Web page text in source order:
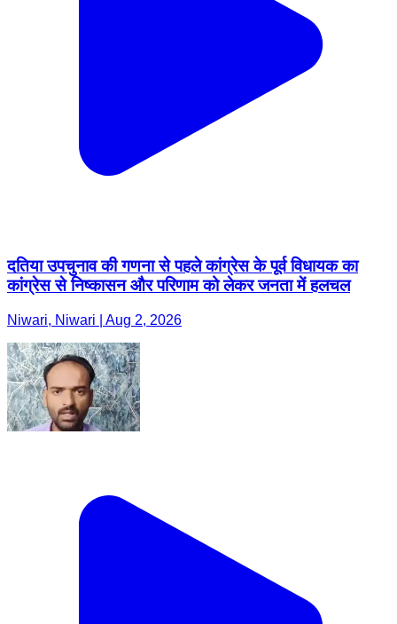
दतिया उपचुनाव की गणना से पहले कांग्रेस के पूर्व विधायक का